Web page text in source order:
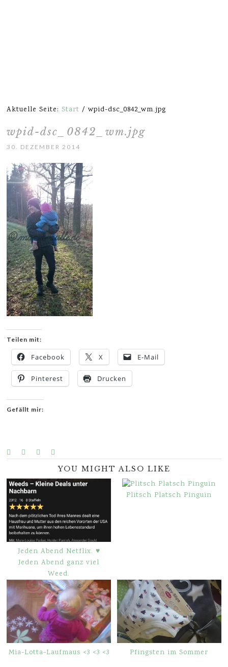
Aktuelle Seite:Start / wpid-dsc_0842_wm.jpg
wpid-dsc_0842_wm.jpg
30. DEZEMBER 2014
Teilen mit:
Facebook X E-Mail
Pinterest Drucken
Gefällt mir:
YOU MIGHT ALSO LIKE
Jeden Abend Netflix. ♥
Jeden Abend ganz viel
Weed.
Plitsch Platsch Pinguin
Mia-Lotta-Laufmaus <3 <3 <3 Pfingsten im Sommer